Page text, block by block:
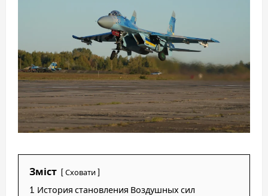
Зміст Сховати
1 История становления Воздушных сил